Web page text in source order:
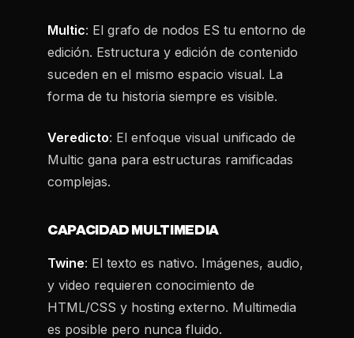
Multic: El grafo de nodos ES tu entorno de
edición. Estructura y edición de contenido
suceden en el mismo espacio visual. La
forma de tu historia siempre es visible.
Veredicto: El enfoque visual unificado de
Multic gana para estructuras ramificadas
complejas.
CAPACIDAD MULTIMEDIA
Twine: El texto es nativo. Imágenes, audio,
y video requieren conocimiento de
HTML/CSS y hosting externo. Multimedia
es posible pero nunca fluido.